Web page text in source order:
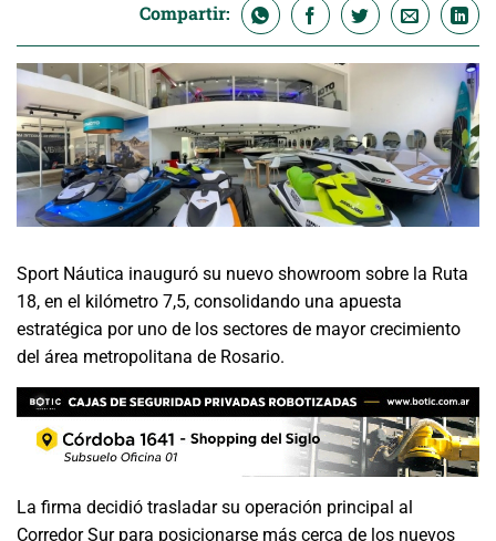
Compartir:
Sport Náutica inauguró su nuevo showroom sobre la Ruta
18, en el kilómetro 7,5, consolidando una apuesta
estratégica por uno de los sectores de mayor crecimiento
del área metropolitana de Rosario.
La firma decidió trasladar su operación principal al
Corredor Sur para posicionarse más cerca de los nuevos